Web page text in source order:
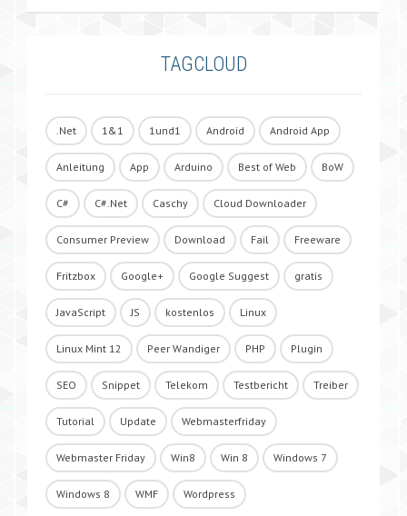
TAGCLOUD
.Net 1&1 1und1 Android Android App
Anleitung App Arduino Best of Web BoW
C# C#.Net Caschy Cloud Downloader
Consumer Preview Download Fail Freeware
Fritzbox Google+ Google Suggest gratis
JavaScript JS kostenlos Linux
Linux Mint 12 Peer Wandiger PHP Plugin
SEO Snippet Telekom Testbericht Treiber
Tutorial Update Webmasterfriday
Webmaster Friday Win8 Win 8 Windows 7
Windows 8 WMF Wordpress